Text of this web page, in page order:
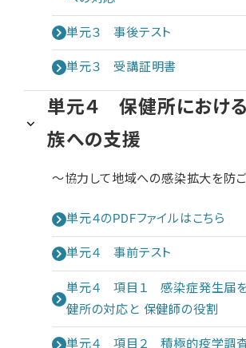
単元３ 事後テスト
単元３ 受講証明書
単元４ 保健所における
族への支援
～協力して地域への感染拡大を防ご
単元４のPDFファイルはこちら
単元４ 事前テスト
単元４ 項目１ 感染症発生届
健所の対応と 保健師の役割
単元４ 項目２ 積極的疫学調